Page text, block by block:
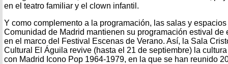
en el teatro familiar y el clown infantil.
Y como complemento a la programación, las salas y
Comunidad de Madrid mantienen su programación estival
en el marco del Festival Escenas de Verano. Así, la Sala
Cultural El Águila revive (hasta el 21 de septiembre) la
con Madrid Icono Pop 1964-1979, en la que se han reunido